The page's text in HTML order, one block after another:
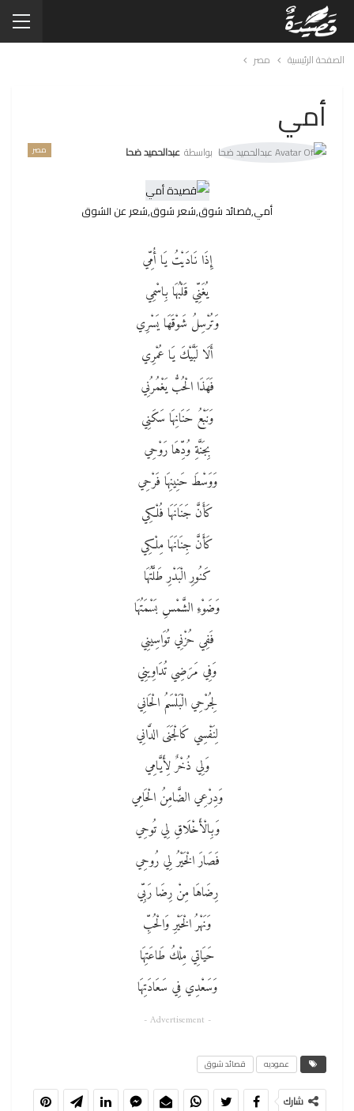
الصفحة الرئيسية مصر
أمي
مصر بواسطة عبدالحميد ضحا
أمي,قصائد شوق,شعر شوق,شعر عن الشوق
إِذَا نَادَيْتُ يَا أُمِّي
يُغَنِّي قَلْبُهَا بِاسْمِي
وَتُرْسِلُ شَوْقَهَا يَسْرِي
أَلَا لَبَّيْكَ يَا عُمْرِي
فَهَذَا الْحُبُّ يَغْمُرُنِي
وَنَبْعُ حَنَانِهَا سَكَنِي
بِجَنَّةِ وُدِّهَا رَوْحِي
وَوَسْطَ حَنِينِهَا فَرْحِي
كَأَنَّ جَنَانَهَا فُلْكِي
كَأَنَّ جِنَانَهَا مِلْكِي
كَنُورِ الْبَدْرِ طَلَّتُهَا
وَضَوْءِ الشَّمْسِ بَسْمَتُهَا
فَفِي حُزْنِي تُوَاسِينِي
وَفِي مَرَضِي تُدَاوِينِي
لِجُرْحِي الْبَلْسَمُ الْحَانِي
لِنَفْسِي كَالْجَنَى الدَّانِي
وَلِي ذُخْرٌ لِأَيَّامِي
وَدِرْعِي الضَّامِنُ الْحَامِي
وَبِالْأَخْلَاقِ لِي تُوحِي
فَصَارَ الْخَيْرُ لِي رُوحِي
رِضَاهَا مِنْ رِضَا رَبِّي
وَنَهْرُ الْخَيْرِ وَالْحُبِّ
حَيَاتِي مِلْكُ طَاعَتِهَا
وَسَعْدِي فِي سَعَادَتِهَا
- Advertisement -
عموديه قصائد شوق
شارك